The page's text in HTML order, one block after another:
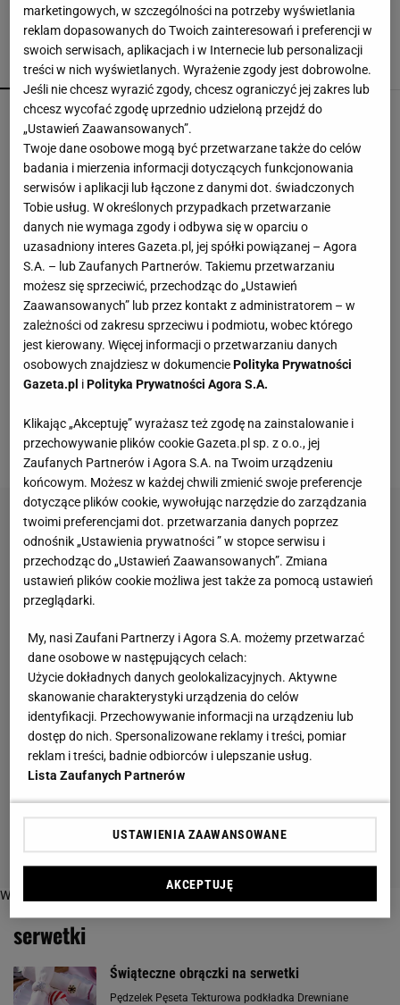
POPULARNE NAJNOWSZE
Kompaktowa bieżnia do małego mieszkania.
Ten sprzęt mieści się pod łóżko
Trymer czy golarka, a może jednorazówka?
Jedno urządzenie rzadko wystarcza
Jeden wakacyjny nawyk może mieć
nieprzyjemne konsekwencje. Też tak robisz?
MATERIAŁ PROMOCYJNY
Vintage gramofony wracają do łask. Polacy na
nowo pokochali vinyle
Kochały je nasze babcie. Garnki żeliwne są
niezastąpione w letniej i jesiennej kuchni
serwetki
Świąteczne obrączki na serwetki
Pędzelek Pęseta Tekturowa podkładka Drewniane
marketingowych, w szczególności na potrzeby wyświetlania
reklam dopasowanych do Twoich zainteresowań i preferencji w
swoich serwisach, aplikacjach i w Internecie lub personalizacji
treści w nich wyświetlanych. Wyrażenie zgody jest dobrowolne.
Jeśli nie chcesz wyrazić zgody, chcesz ograniczyć jej zakres lub
chcesz wycofać zgodę uprzednio udzieloną przejdź do
„Ustawień Zaawansowanych”.
Twoje dane osobowe mogą być przetwarzane także do celów
badania i mierzenia informacji dotyczących funkcjonowania
serwisów i aplikacji lub łączone z danymi dot. świadczonych
Tobie usług. W określonych przypadkach przetwarzanie
danych nie wymaga zgody i odbywa się w oparciu o
uzasadniony interes Gazeta.pl, jej spółki powiązanej – Agora
S.A. – lub Zaufanych Partnerów. Takiemu przetwarzaniu
możesz się sprzeciwić, przechodząc do „Ustawień
Zaawansowanych” lub przez kontakt z administratorem – w
zależności od zakresu sprzeciwu i podmiotu, wobec którego
jest kierowany. Więcej informacji o przetwarzaniu danych
osobowych znajdziesz w dokumenciePolityka Prywatności
Gazeta.pl iPolityka Prywatności Agora S.A.
Klikając „Akceptuję” wyrażasz też zgodę na zainstalowanie i
przechowywanie plików cookie Gazeta.pl sp. z o.o., jej
Zaufanych Partnerów i Agora S.A. na Twoim urządzeniu
końcowym. Możesz w każdej chwili zmienić swoje preferencje
dotyczące plików cookie, wywołując narzędzie do zarządzania
twoimi preferencjami dot. przetwarzania danych poprzez
odnośnik „Ustawienia prywatności ” w stopce serwisu i
przechodząc do „Ustawień Zaawansowanych”. Zmiana
ustawień plików cookie możliwa jest także za pomocą ustawień
przeglądarki.
My, nasi Zaufani Partnerzy i Agora S.A. możemy przetwarzać
dane osobowe w następujących celach:
Użycie dokładnych danych geolokalizacyjnych. Aktywne
skanowanie charakterystyki urządzenia do celów
identyfikacji. Przechowywanie informacji na urządzeniu lub
dostęp do nich. Spersonalizowane reklamy i treści, pomiar
reklam i treści, badnie odbiorców i ulepszanie usług.
Lista Zaufanych Partnerów
USTAWIENIA ZAAWANSOWANE
AKCEPTUJĘ